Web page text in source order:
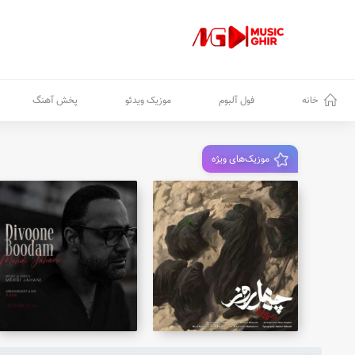
خانه فول آلبوم موزیک ویدئو پخش آهنگ
موزیک‌های ویژه